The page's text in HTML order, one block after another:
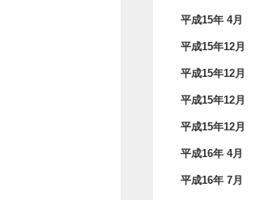
平成15年 4月
平成15年12月
平成15年12月
平成15年12月
平成15年12月
平成16年 4月
平成16年 7月